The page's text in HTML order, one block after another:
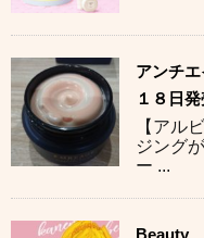
アンチ
１８日
【アル
ジング
ー ...
Beauty